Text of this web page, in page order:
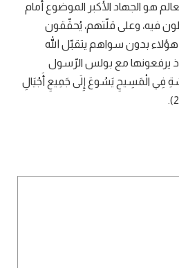
هو الجهاد الأكبر الموضوع أمام
فيه، وعلى قلّتهم، يُحقّقون
بدون سواهم يتقبّل الله
إذ يرفعونها مع بولس الرّسول
فِي الْمَسِيحِ يَسُوعَ إِلَى جَمِيعِ أَجْيَالِ